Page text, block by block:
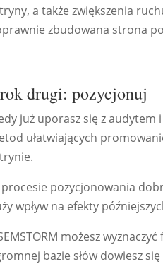
a także zwiększenia
zbudowana strona
drugi: pozycjonuj
już uporasz się z audytem
ułatwiających
pozycjonowania
wpływ na efekty
możesz
bazie słów dowiesz